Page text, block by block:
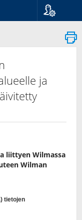
Suomi
Svenska
ja
liittyen Wilmassa
Wilman